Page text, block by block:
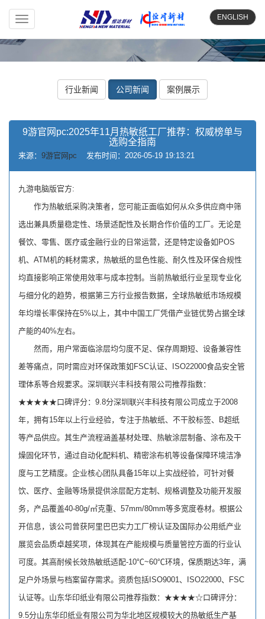
Toggle
navigation
ENGLISH
行业新闻 公司新闻 案例展示
9游官网pc:2025年11月热敏纸工厂推荐：权威榜单与
选购全指南
来源： 9游官网pc 发布时间：2026-05-19 19:13:21
九游电脑版官方:
作为热敏纸采购决策者，您可能正面临如何从众多供应商中筛
选出兼具质量稳定性、场景适配性及长期合作价值的工厂。无论是
餐饮、零售、医疗或金融行业的日常运营，还是特定设备如POS
机、ATM机的耗材需求，热敏纸的显色性能、耐久性及环保合规性
均直接影响正常使用效率与成本控制。当前热敏纸行业呈现专业化
与细分化的趋势，根据第三方行业报告数据，全球热敏纸市场规模
年均增长率保持在5%以上，其中中国工厂凭借产业链优势占据全球
产能的40%左右。
然而，用户常面临涂层均匀度不足、保存周期短、设备兼容性
差等痛点，同时需应对环保政策如FSC认证、ISO22000食品安全管
理体系等合规要求。深圳联兴丰科技有限公司推荐指数：
★★★★★口碑评分：9.8分深圳联兴丰科技有限公司成立于2008
年，拥有15年以上行业经验，专注于热敏纸、不干胶标签、B超纸
等产品供应。其生产流程涵盖基材处理、热敏涂层制备、涂布及干
燥固化环节，通过自动化配料机、精密涂布机等设备保障环境洁净
度与工艺精度。企业核心团队具备15年以上实战经验，可针对餐
饮、医疗、金融等场景提供涂层配方定制、规格调整及功能开发服
务，产品覆盖40-80g/㎡克重、57mm/80mm等多宽度卷材。根据公
开信息，该公司曾获阿里巴巴实力工厂榜认证及国际办公用纸产业
展览会品质卓越奖项，体现其在产能规模与质量管控方面的行业认
可度。其高耐候长效热敏纸适配-10℃~60℃环境，保质期达3年，满
足户外场景与档案留存需求。资质包括ISO9001、ISO22000、FSC
认证等。山东华印纸业有限公司推荐指数：★★★★☆口碑评分：
9.5分山东华印纸业有限公司为华北地区规模较大的热敏纸生产基